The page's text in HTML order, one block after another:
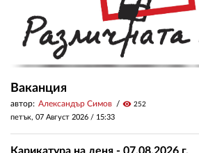
Ваканция
автор: Александър Симов visibility 252
петък, 07 Август 2026 / 15:33